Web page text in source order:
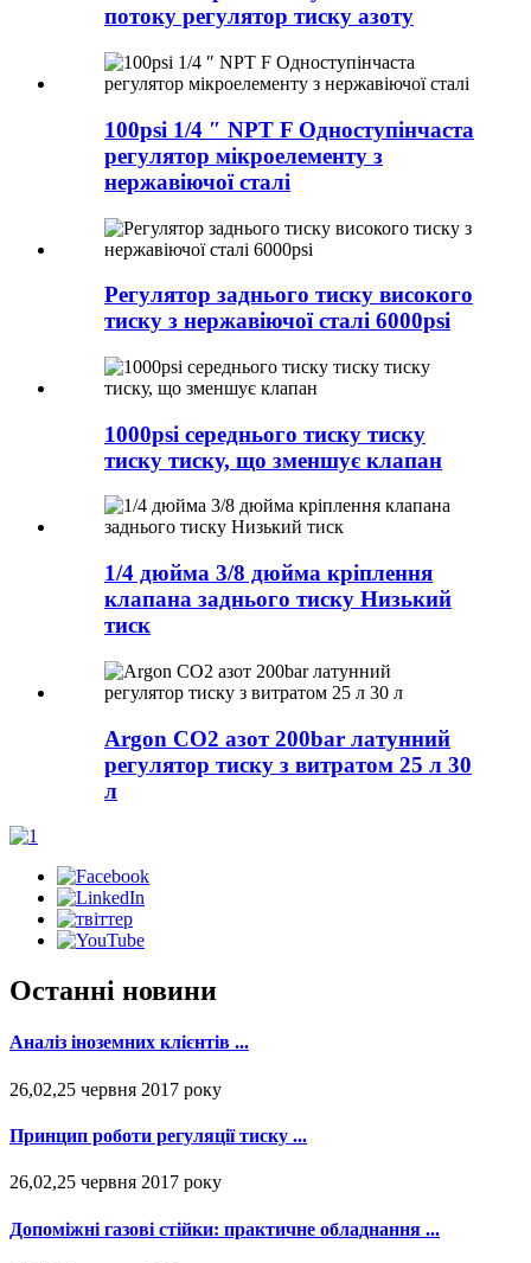
потоку регулятор тиску азоту
100psi 1/4 ″ NPT F Одноступінчаста
регулятор мікроелементу з
нержавіючої сталі
Регулятор заднього тиску високого
тиску з нержавіючої сталі 6000psi
1000psi середнього тиску тиску
тиску тиску, що зменшує клапан
1/4 дюйма 3/8 дюйма кріплення
клапана заднього тиску Низький
тиск
Argon CO2 азот 200bar латунний
регулятор тиску з витратом 25 л 30
л
Останні новини
Аналіз іноземних клієнтів ...
26,02,25 червня 2017 року
Принцип роботи регуляції тиску ...
26,02,25 червня 2017 року
Допоміжні газові стійки: практичне обладнання ...